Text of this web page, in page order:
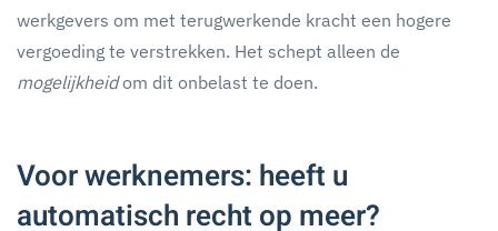
werkgevers om met terugwerkende kracht een hogere
vergoeding te verstrekken. Het schept alleen de
mogelijkheidom dit onbelast te doen.
Voor werknemers: heeft u
automatisch recht op meer?